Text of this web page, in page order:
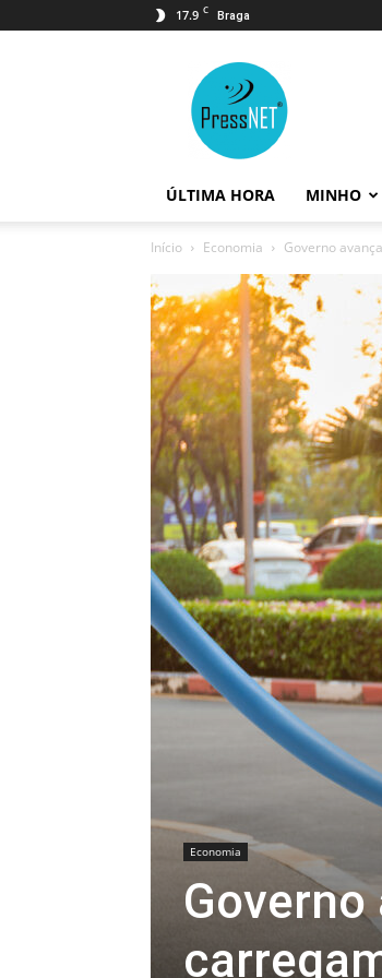
17.9 C Braga
ÚLTIMA HORA MINHO
Início Economia Governo
Economia